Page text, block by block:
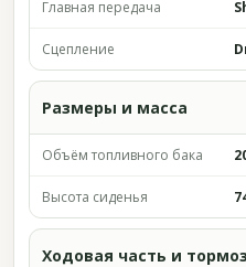
Главная передача
Сцепление
Размеры и масса
Объём топливного бака
Высота сиденья
Ходовая часть и